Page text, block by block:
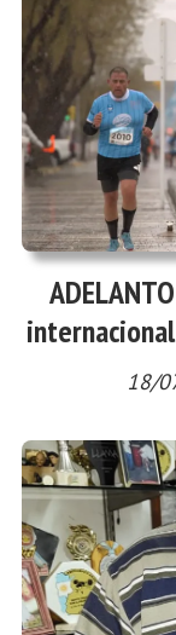
18/